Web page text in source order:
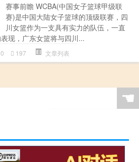
赛事前瞻 WCBA(中国女子篮球甲级联
赛)是中国大陆女子篮球的顶级联赛，四
川女篮作为一支具有实力的队伍，一直
现，广东女篮将与四川...
0 197 文章列表
☚